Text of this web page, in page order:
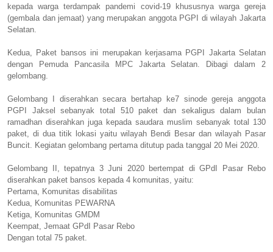
kepada warga terdampak pandemi covid-19 khususnya warga gereja
(gembala dan jemaat) yang merupakan anggota PGPI di wilayah Jakarta
Selatan.
Kedua, Paket bansos ini merupakan kerjasama PGPI Jakarta Selatan
dengan Pemuda Pancasila MPC Jakarta Selatan. Dibagi dalam 2
gelombang.
Gelombang I diserahkan secara bertahap ke7 sinode gereja anggota
PGPI Jaksel sebanyak total 510 paket dan sekaligus dalam bulan
ramadhan diserahkan juga kepada saudara muslim sebanyak total 130
paket, di dua titik lokasi yaitu wilayah Bendi Besar dan wilayah Pasar
Buncit. Kegiatan gelombang pertama ditutup pada tanggal 20 Mei 2020.
Gelombang II, tepatnya 3 Juni 2020 bertempat di GPdI Pasar Rebo
diserahkan paket bansos kepada 4 komunitas, yaitu:
Pertama, Komunitas disabilitas
Kedua, Komunitas PEWARNA
Ketiga, Komunitas GMDM
Keempat, Jemaat GPdI Pasar Rebo
Dengan total 75 paket.